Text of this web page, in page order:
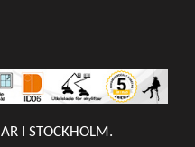
I STOCKHOLM.